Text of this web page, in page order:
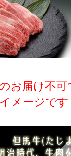
お届け不可
メージです